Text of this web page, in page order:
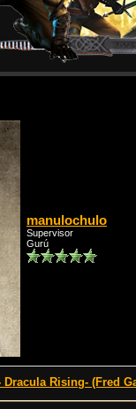
manulochulo
Supervisor
Gurú
Dracula Rising- (Fred